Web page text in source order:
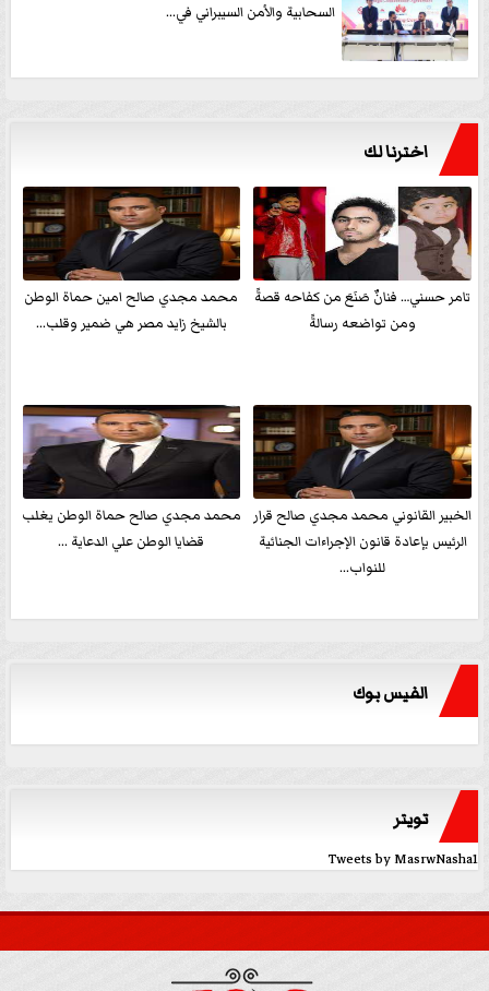
السحابية والأمن السيبراني في...
اخترنا لك
تامر حسني… فنانٌ صَنَعَ من كفاحه قصةً
ومن تواضعه رسالةً
محمد مجدي صالح امين حماة الوطن
بالشيخ زايد مصر هي ضمير وقلب...
الخبير القانوني محمد مجدي صالح قرار
الرئيس بإعادة قانون الإجراءات الجنائية
للنواب...
محمد مجدي صالح حماة الوطن يغلب
قضايا الوطن علي الدعاية ...
الفيس بوك
تويتر
Tweets by MasrwNasha1